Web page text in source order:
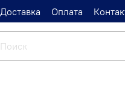
Доставка Оплата